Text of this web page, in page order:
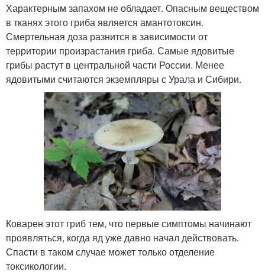
Характерным запахом не обладает. Опасным веществом
в тканях этого гриба является амантотоксин.
Смертельная доза разнится в зависимости от
территории произрастания гриба. Самые ядовитые
грибы растут в центральной части России. Менее
ядовитыми считаются экземпляры с Урала и Сибири.
Коварен этот гриб тем, что первые симптомы начинают
проявляться, когда яд уже давно начал действовать.
Спасти в таком случае может только отделение
токсикологии.